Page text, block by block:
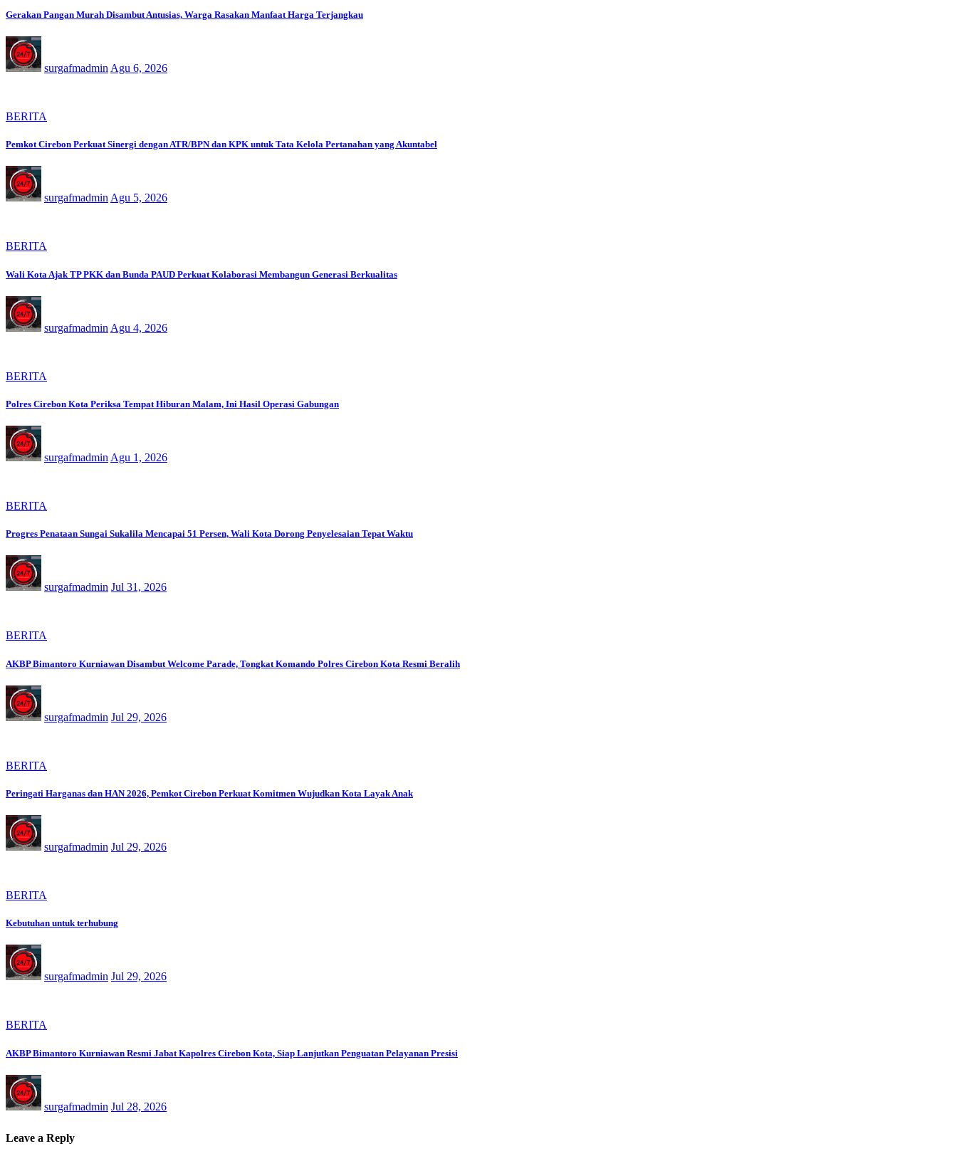
Gerakan Pangan Murah Disambut Antusias, Warga Rasakan Manfaat Harga Terjangkau
surgafmadmin Agu 6, 2026
BERITA
Pemkot Cirebon Perkuat Sinergi dengan ATR/BPN dan KPK untuk Tata Kelola Pertanahan yang Akuntabel
surgafmadmin Agu 5, 2026
BERITA
Wali Kota Ajak TP PKK dan Bunda PAUD Perkuat Kolaborasi Membangun Generasi Berkualitas
surgafmadmin Agu 4, 2026
BERITA
Polres Cirebon Kota Periksa Tempat Hiburan Malam, Ini Hasil Operasi Gabungan
surgafmadmin Agu 1, 2026
BERITA
Progres Penataan Sungai Sukalila Mencapai 51 Persen, Wali Kota Dorong Penyelesaian Tepat Waktu
surgafmadmin Jul 31, 2026
BERITA
AKBP Bimantoro Kurniawan Disambut Welcome Parade, Tongkat Komando Polres Cirebon Kota Resmi Beralih
surgafmadmin Jul 29, 2026
BERITA
Peringati Harganas dan HAN 2026, Pemkot Cirebon Perkuat Komitmen Wujudkan Kota Layak Anak
surgafmadmin Jul 29, 2026
BERITA
Kebutuhan untuk terhubung
surgafmadmin Jul 29, 2026
BERITA
AKBP Bimantoro Kurniawan Resmi Jabat Kapolres Cirebon Kota, Siap Lanjutkan Penguatan Pelayanan Presisi
surgafmadmin Jul 28, 2026
Leave a Reply